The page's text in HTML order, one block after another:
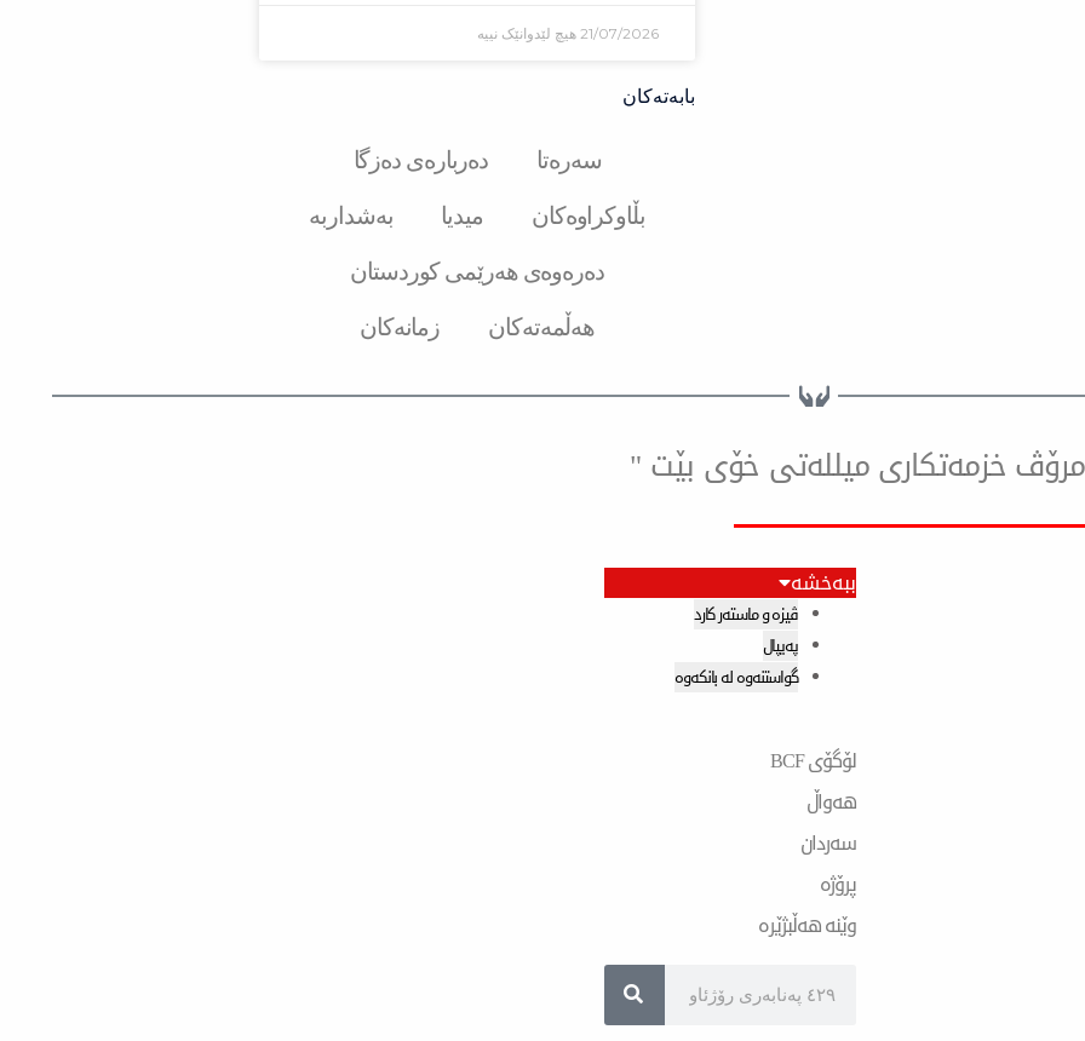
21/07/2026 هیچ لێدوانێک نییە
بابەتەکان
سەرەتا
دەربارەی دەزگا
بڵاوکراوەکان
میدیا
بەشداربە
دەرەوەی هەرێمی کوردستان
هەڵمەتەکان
زمانەکان
مرۆڤ خزمەتكاری میللەتی خۆی بێت "
ببەخشە
ڤیزە و ماستەر کارد
پەیپال
گواستنەوە لە بانکەوە
لۆگۆی BCF
هەواڵ
سەردان
پرۆژە
وێنە هەڵبژێرە